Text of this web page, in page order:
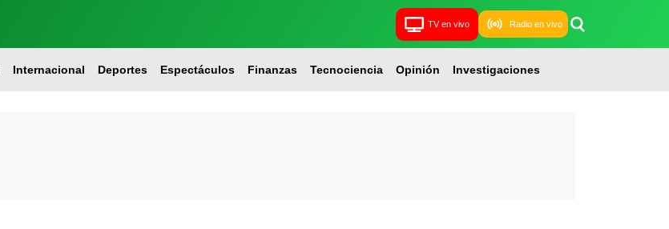
TV en vivo Radio en vivo
Internacional Deportes Espectáculos Finanzas Tecnociencia Opinión Investigaciones